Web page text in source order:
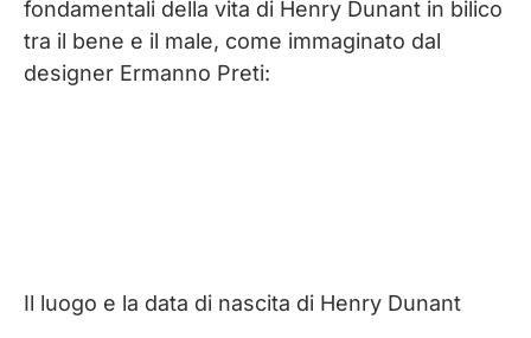
fondamentali della vita di Henry Dunant in bilico
tra il bene e il male, come immaginato dal
designer Ermanno Preti:
Il luogo e la data di nascita di Henry Dunant